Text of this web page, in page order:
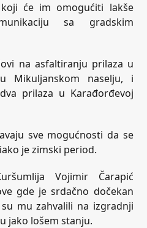
će im omogućiti lakše
sa gradskim
na asfaltiranju prilaza u
Mikuljanskom naselju, i
prilaza u Karađorđevoj
sve mogućnosti da se
je zimski period.
Vojimir Čarapić
gde je srdačno dočekan
mu zahvalili na izgradnji
jako lošem stanju.